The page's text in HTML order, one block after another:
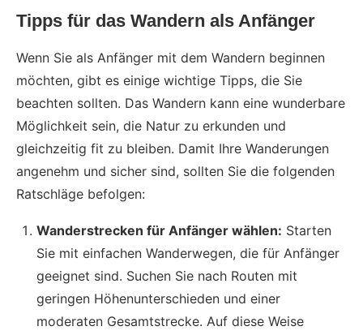
Tipps für das Wandern als Anfänger
Wenn Sie als Anfänger mit dem Wandern beginnen
möchten, gibt es einige wichtige Tipps, die Sie
beachten sollten. Das Wandern kann eine wunderbare
Möglichkeit sein, die Natur zu erkunden und
gleichzeitig fit zu bleiben. Damit Ihre Wanderungen
angenehm und sicher sind, sollten Sie die folgenden
Ratschläge befolgen:
Wanderstrecken für Anfänger wählen: Starten
Sie mit einfachen Wanderwegen, die für Anfänger
geeignet sind. Suchen Sie nach Routen mit
geringen Höhenunterschieden und einer
moderaten Gesamtstrecke. Auf diese Weise